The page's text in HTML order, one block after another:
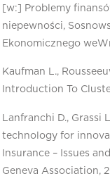
[w:] Problemy
niepewności,
Ekonomicznego
Kaufman L.,
Introduction To
Lanfranchi D., Grassi
technology for
Insurance – Issues
Geneva Association,